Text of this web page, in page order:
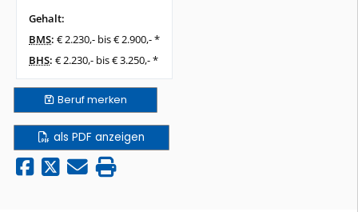
Gehalt:
BMS: € 2.230,- bis € 2.900,- *
BHS: € 2.230,- bis € 3.250,- *
Berufmerken
als PDF anzeigen